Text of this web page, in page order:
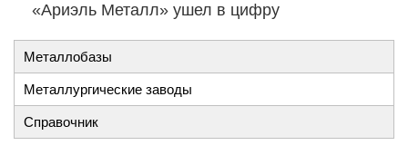
«Ариэль Металл» ушел в цифру
Металлобазы
Металлургические заводы
Справочник